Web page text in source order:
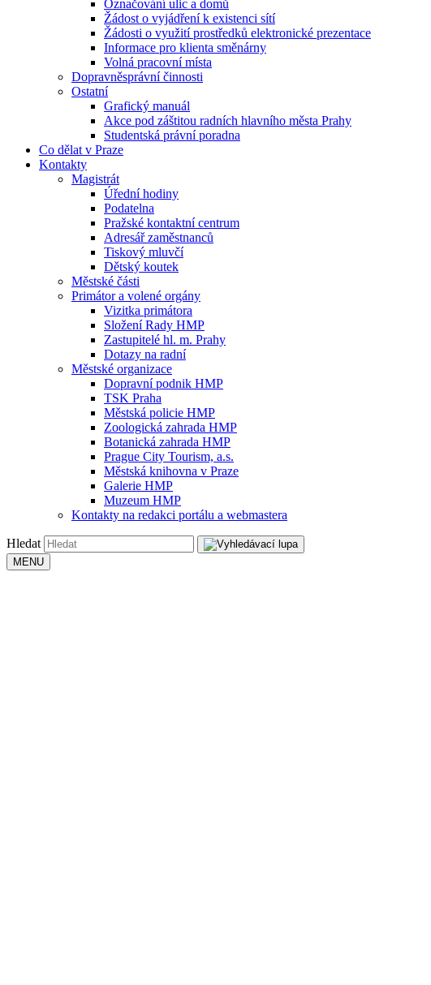
Označování ulic a domů
Žádost o vyjádření k existenci sítí
Žádosti o využití prostředků elektronické prezentace
Informace pro klienta směnárny
Volná pracovní místa
Dopravněsprávní činnosti
Ostatní
Grafický manuál
Akce pod záštitou radních hlavního města Prahy
Studentská právní poradna
Co dělat v Praze
Kontakty
Magistrát
Úřední hodiny
Podatelna
Pražské kontaktní centrum
Adresář zaměstnanců
Tiskový mluvčí
Dětský koutek
Městské části
Primátor a volené orgány
Vizitka primátora
Složení Rady HMP
Zastupitelé hl. m. Prahy
Dotazy na radní
Městské organizace
Dopravní podnik HMP
TSK Praha
Městská policie HMP
Zoologická zahrada HMP
Botanická zahrada HMP
Prague City Tourism, a.s.
Městská knihovna v Praze
Galerie HMP
Muzeum HMP
Kontakty na redakci portálu a webmastera
Hledat
MENU